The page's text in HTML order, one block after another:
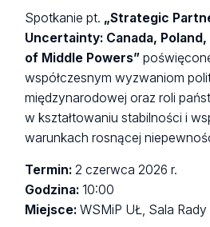
Spotkanie pt. „Strategic
Uncertainty: Canada,
of Middle Powers”
współczesnym wyzwaniom
międzynarodowej oraz roli
w kształtowaniu stabilności i
warunkach rosnącej
Termin: 2 czerwca 2026 r.
Godzina: 10:00
Miejsce: WSMiP UŁ, Sala Rady